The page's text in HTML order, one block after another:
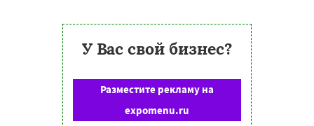
У Вас свой бизнес?
Разместите рекламу на
expomenu.ru